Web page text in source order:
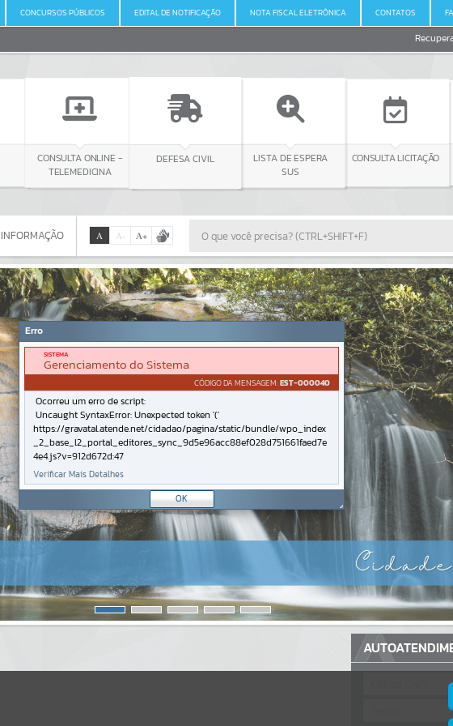
CONCURSOS PÚBLICOS EDITAL DE NOTIFICAÇÃO NOTA FISCAL ELETRÔNICA CONTATOS
ONLINE -
DEFESA CIVIL
LISTA DE ESPERA
CONSULTA LICITAÇÃO TURISMO
Por favor, aguarde...
A A- A+
Erro
SISTEMA
Gerenciamento do Sistema
CÓDIGO DA MENSAGEM:EST-000040
Ocorreu um erro de script:
Uncaught SyntaxError: Unexpected token '('
https://gravatal.atende.net/cidadao/pagina/static/bundle/wpo_index
_2_base_l2_portal_editores_sync_9d5e96acc88ef028d751661faed7e
4e4.js?v=912d672d:47
Verificar Mais Detalhes
OK